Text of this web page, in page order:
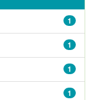
1
1
1
1